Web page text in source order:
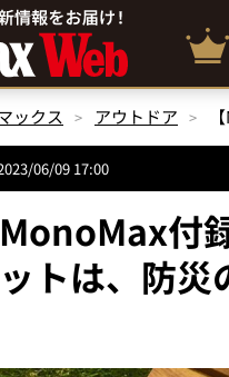
ックス アウトドア
06/09 17:00
MonoMax付
トは、防災